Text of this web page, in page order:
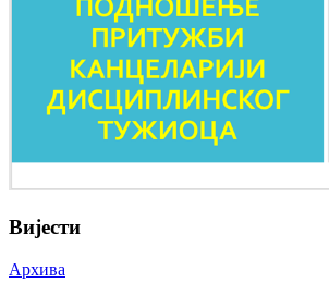
Вијести
Архива